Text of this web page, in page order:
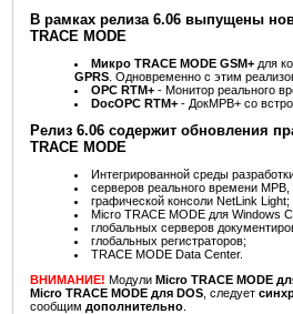
В рамках релиза 6.06 выпущены
TRACE MODE
Микро TRACE MODE GSM+ для
GPRS . Одновременно с этим
OPC RTM+ - Монитор реального
DocOPC RTM+ - ДокМРВ+ со
Релиз 6.06 содержит обновления
TRACE MODE
Интегрированной среды
серверов реального времени
графической консоли NetLink Light;
Micro TRACE MODE для Windows
глобальных серверов
глобальных регистраторов;
TRACE MODE Data Center.
ВНИМАНИЕ! Модули Micro TRACE MODE
Micro TRACE MODE для DOS , следует
сообщим дополнительно